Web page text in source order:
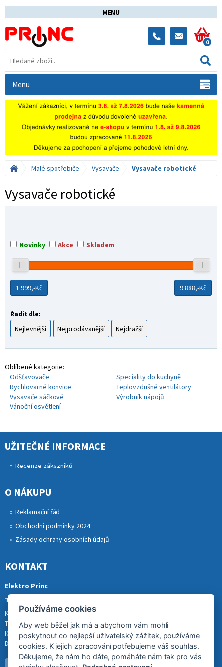
MENU
0
Menu
Malé spotřebiče Vysavače Vysavače robotické
Vysavače robotické
Novinky Akce Skladem
1 999,-Kč 9 888,-Kč
Řadit dle:
Nejlevnější Nejprodávanější Nejdražší
Oblíbené kategorie:
Odšťavovače
Speciality do kuchyně
Rychlovarné konvice
Teplovzdušné ventilátory
Vysavače sáčkové
Výrobník nápojů
Vánoční osvětlení
UŽITEČNÉ INFORMACE
Recenze zákazníků
O NÁKUPU
Reklamační řád
Obchodní podmínky 2024
Zásady ochrany osobních údajů
KONTAKT
Elektro Princ
Tomáš Princ
Krkonošská 290, 46841 TANVALD
Tel.: 773 880 988
IČ: 01153731
DIČ: CZ8007202522
Používáme cookies
Aby web běžel jak má a abychom vám mohli
poskytnout co nejlepší uživatelský zážitek, používáme
cookies. K jejich zpracování potřebujeme váš souhlas.
Děkujeme, že nám ho dáte, pomáháte nám tak pro vás